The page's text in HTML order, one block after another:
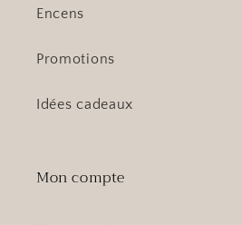
Encens
Promotions
Idées cadeaux
Mon compte